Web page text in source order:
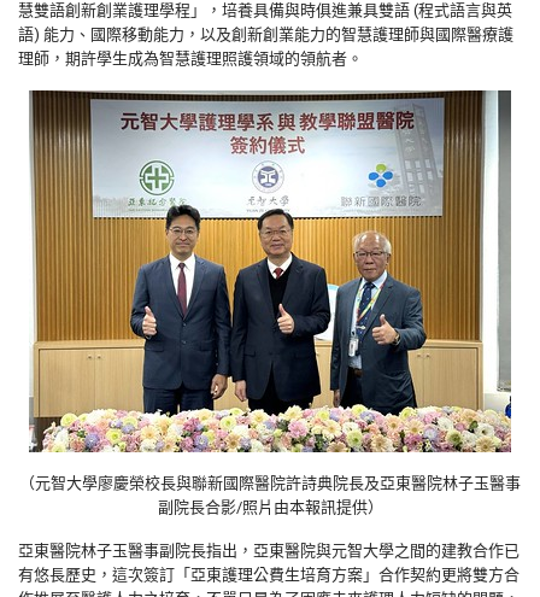
慧雙語創新創業護理學程」，培養具備與時俱進兼具雙語 (程式語言與英
語) 能力、國際移動能力，以及創新創業能力的智慧護理師與國際醫療護
理師，期許學生成為智慧護理照護領域的領航者。
（元智大學廖慶榮校長與聯新國際醫院許詩典院長及亞東醫院林子玉醫事
副院長合影/照片由本報訊提供）
亞東醫院林子玉醫事副院長指出，亞東醫院與元智大學之間的建教合作已
有悠長歷史，這次簽訂「亞東護理公費生培育方案」合作契約更將雙方合